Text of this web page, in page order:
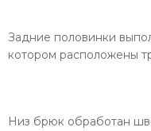
Задние половинки
котором расположены
Низ брюк обработан